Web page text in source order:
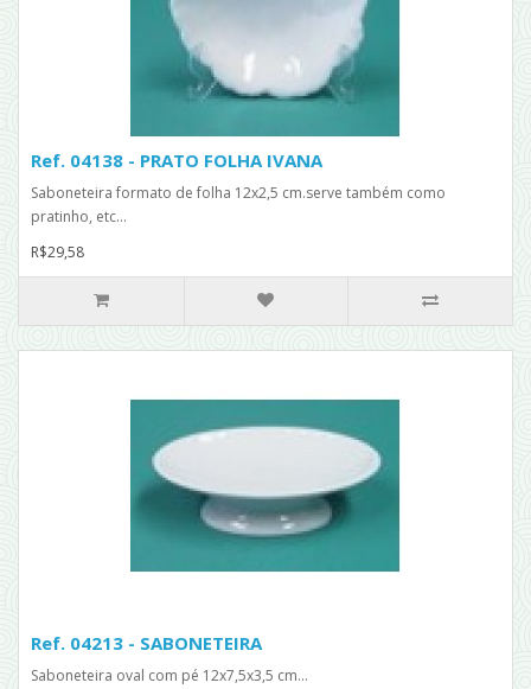
Ref. 04138 - PRATO FOLHA IVANA
Saboneteira formato de folha 12x2,5 cm.serve também como
pratinho, etc...
R$29,58
Ref. 04213 - SABONETEIRA
Saboneteira oval com pé 12x7,5x3,5 cm...